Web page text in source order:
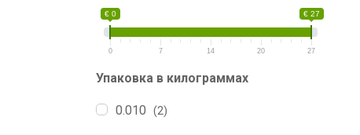
€ 0 € 27
0 7 14 20 27
Упаковка в килограммах
0.010 (2)